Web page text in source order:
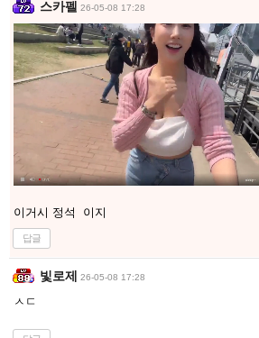
스카펠 26-05-08 17:28
이거시 정석 이지
답글
빛로제 26-05-08 17:28
ㅅㄷ